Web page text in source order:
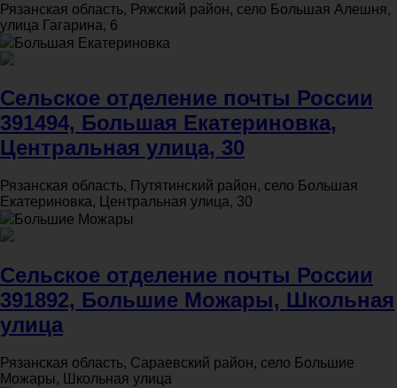
Рязанская область, Ряжский район, село Большая Алешня,
улица Гагарина, 6
Большая Екатериновка
Сельское отделение почты России
391494, Большая Екатериновка,
Центральная улица, 30
Рязанская область, Путятинский район, село Большая
Екатериновка, Центральная улица, 30
Большие Можары
Сельское отделение почты России
391892, Большие Можары, Школьная
улица
Рязанская область, Сараевский район, село Большие
Можары, Школьная улица